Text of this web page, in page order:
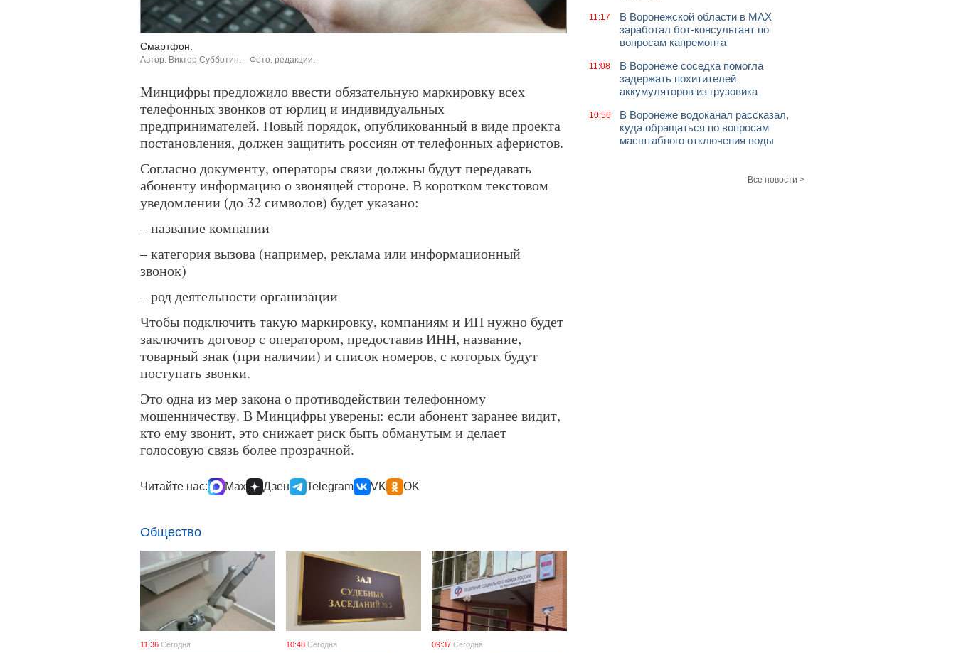
Смартфон.
Автор: Виктор Субботин. Фото: редакции.
Минцифры предложило ввести обязательную маркировку всех
телефонных звонков от юрлиц и индивидуальных
предпринимателей. Новый порядок, опубликованный в виде проекта
постановления, должен защитить россиян от телефонных аферистов.
Согласно документу, операторы связи должны будут передавать
абоненту информацию о звонящей стороне. В коротком текстовом
уведомлении (до 32 символов) будет указано:
– название компании
– категория вызова (например, реклама или информационный
звонок)
– род деятельности организации
Чтобы подключить такую маркировку, компаниям и ИП нужно будет
заключить договор с оператором, предоставив ИНН, название,
товарный знак (при наличии) и список номеров, с которых будут
поступать звонки.
Это одна из мер закона о противодействии телефонному
мошенничеству. В Минцифры уверены: если абонент заранее видит,
кто ему звонит, это снижает риск быть обманутым и делает
голосовую связь более прозрачной.
Читайте нас: Max Дзен Telegram VK OK
Общество
11:36 Сегодня 10:48 Сегодня 09:37 Сегодня
11:17
В Воронежской области в МАХ
заработал бот-консультант по
вопросам капремонта
11:08
В Воронеже соседка помогла
задержать похитителей
аккумуляторов из грузовика
10:56
В Воронеже водоканал рассказал,
куда обращаться по вопросам
масштабного отключения воды
Все новости >